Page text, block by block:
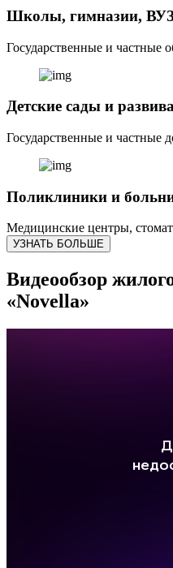
Школы, гимназии,
Государственные и частные
Детские сады и
Государственные и частные
Поликлиники и
Медицинские центры,
УЗНАТЬ БОЛЬШЕ
Видеообзор
«Novella»